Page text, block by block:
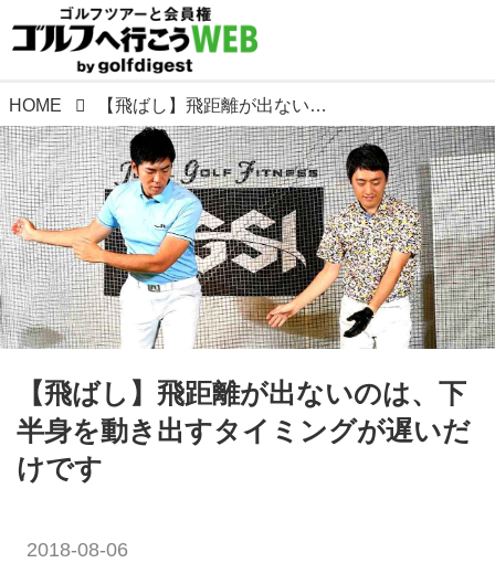
HOME 【飛ばし】飛距離が出ないのは、下半身を動き出すタイミングが遅いだけです
【飛ばし】飛距離が出ないのは、下
半身を動き出すタイミングが遅いだ
けです
2018-08-06